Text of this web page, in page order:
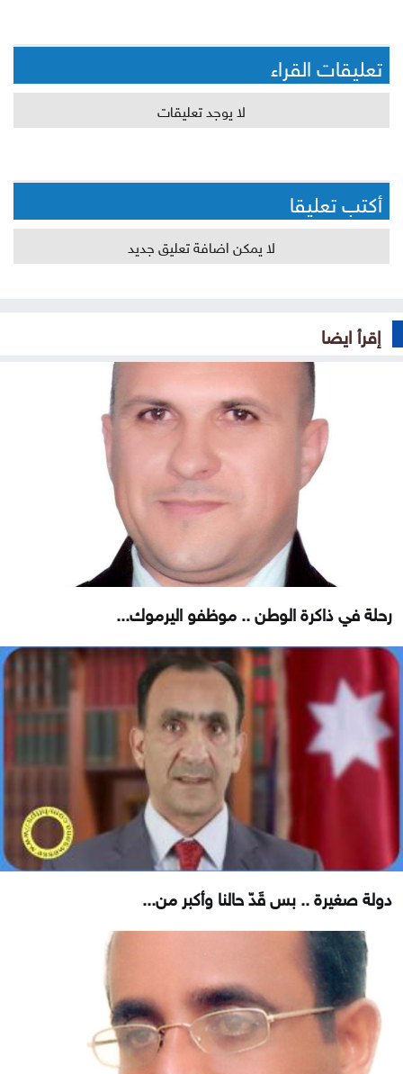
تعليقات القراء
لا يوجد تعليقات
أكتب تعليقا
لا يمكن اضافة تعليق جديد
إقرأ ايضا
رحلة في ذاكرة الوطن .. موظفو اليرموك...
دولة صغيرة .. بس قَدّ حالنا وأكبر من...